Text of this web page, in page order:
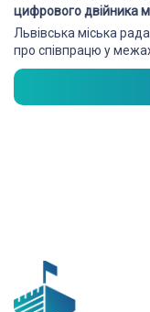
цифрового двійника
Львівська міська
про співпрацю у